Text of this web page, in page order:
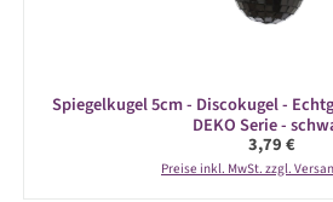
Spiegelkugel 5cm - Discokugel -
DEKO Serie -
Regulärer
3,79 €
Preise inkl. MwSt. zzgl.